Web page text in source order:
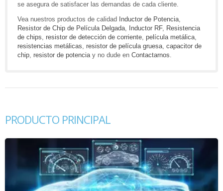
se asegura de satisfacer las demandas de cada cliente.
Vea nuestros productos de calidad
Inductor de Potencia,
Resistor de Chip de Película Delgada, Inductor RF, Resistencia
de chips, resistor de detección de corriente, película metálica,
resistencias metálicas, resistor de película gruesa, capacitor de
chip, resistor de potenciay no dude en Contactarnos.
PRODUCTO PRINCIPAL